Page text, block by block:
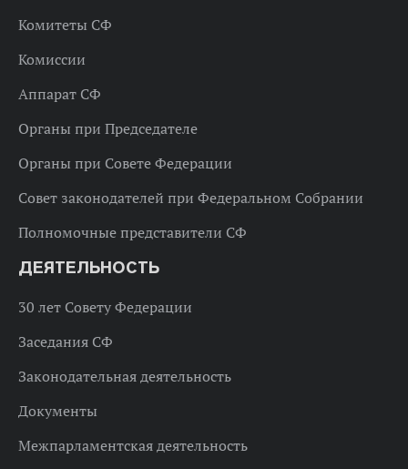
Комитеты СФ
Комиссии
Аппарат СФ
Органы при Председателе
Органы при Совете Федерации
Совет законодателей при Федеральном Собрании
Полномочные представители СФ
ДЕЯТЕЛЬНОСТЬ
30 лет Совету Федерации
Заседания СФ
Законодательная деятельность
Документы
Межпарламентская деятельность